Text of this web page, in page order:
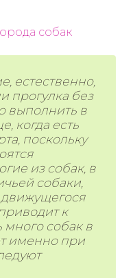
собак
естественно,
прогулка без
выполнить в
когда есть
поскольку
из собак, в
собаки,
к
много собак в
именно при